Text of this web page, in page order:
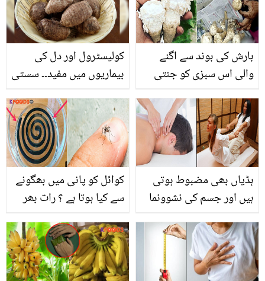
کولیسٹرول اور دل کی
بیماریوں میں مفید۔۔ سستی
بیماریوں سے بچاتی ہے؟
بارش کی بوند سے اگنے
والی اس سبزی کو جنتی
اسکی حقیقت اور بے شمار
فائدے
کوائل کو پانی میں بھگونے
سے کیا ہوتا ہے ؟ رات بھر
چلانے سے سردی لگتی ہے
تو جانیں یہ گھریلو ٹپ جو
کارآمد ہے
ہڈیاں بھی مضبوط ہوتی
ہیں اور جسم کی نشوونما
تیل کی مالش آپ کوفِٹ بنا
سکتی ہے